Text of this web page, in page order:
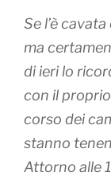
Se l’è
ma
di ieri lo
con il
corso dei
stanno
Attorno alle